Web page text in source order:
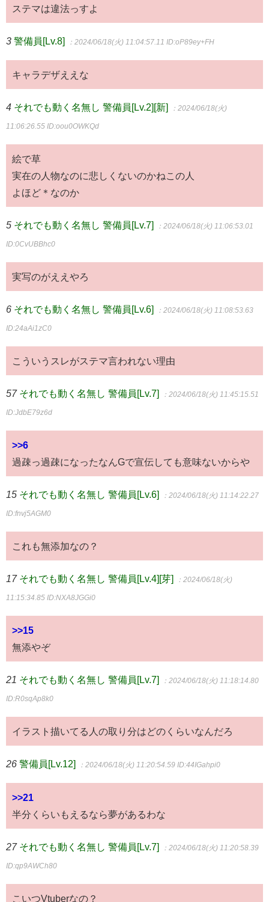
ステマは違法っすよ
3 警備員[Lv.8] ：2024/06/18(火) 11:04:57.11 ID:oP89ey+FH
キャラデザええな
4 それでも動く名無し 警備員[Lv.2][新] ：2024/06/18(火)
11:06:26.55 ID:oou0OWKQd
絵で草
実在の人物なのに悲しくないのかねこの人
よほど＊なのか
5 それでも動く名無し 警備員[Lv.7] ：2024/06/18(火) 11:06:53.01
ID:0CvUBBhc0
実写のがええやろ
6 それでも動く名無し 警備員[Lv.6] ：2024/06/18(火) 11:08:53.63
ID:24aAi1zC0
こういうスレがステマ言われない理由
57 それでも動く名無し 警備員[Lv.7] ：2024/06/18(火) 11:45:15.51
ID:JdbE79z6d
>>6
過疎っ過疎になったなんGで宣伝しても意味ないからや
15 それでも動く名無し 警備員[Lv.6] ：2024/06/18(火) 11:14:22.27
ID:fnvj5AGM0
これも無添加なの？
17 それでも動く名無し 警備員[Lv.4][芽] ：2024/06/18(火)
11:15:34.85 ID:NXA8JGGi0
>>15
無添やぞ
21 それでも動く名無し 警備員[Lv.7] ：2024/06/18(火) 11:18:14.80
ID:R0sqAp8k0
イラスト描いてる人の取り分はどのくらいなんだろ
26 警備員[Lv.12] ：2024/06/18(火) 11:20:54.59 ID:44IGahpi0
>>21
半分くらいもえるなら夢があるわな
27 それでも動く名無し 警備員[Lv.7] ：2024/06/18(火) 11:20:58.39
ID:qp9AWCh80
こいつVtuberなの？